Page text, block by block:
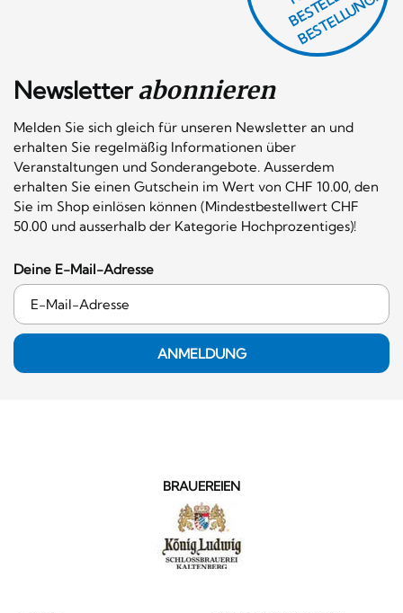
Newsletterabonnieren
Melden Sie sich gleich für unseren Newsletter an und
erhalten Sie regelmäßig Informationen über
Veranstaltungen und Sonderangebote. Ausserdem
erhalten Sie einen Gutschein im Wert von CHF 10.00, den
Sie im Shop einlösen können (Mindestbestellwert CHF
50.00 und ausserhalb der Kategorie Hochprozentiges)!
N
L
G!
Deine E-Mail-Adresse
ANMELDUNG
BRAUEREIEN